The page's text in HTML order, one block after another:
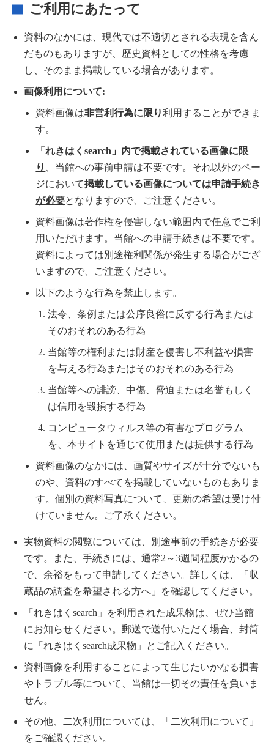
ご利用にあたって
資料のなかには、現代では不適切とされる表現を含ん
だものもありますが、歴史資料としての性格を考慮
し、そのまま掲載している場合があります。
画像利用について:
資料画像は非営利行為に限り利用することができま
す。
「れきはくsearch」内で掲載されている画像に限
り
、当館への事前申請は不要です。それ以外のペー
ジにおいて掲載している画像については申請手続き
が必要となりますので、ご注意ください。
資料画像は著作権を侵害しない範囲内で任意でご利
用いただけます。当館への申請手続きは不要です。
資料によっては別途権利関係が発生する場合がござ
いますので、ご注意ください。
以下のような行為を禁止します。
法令、条例または公序良俗に反する行為または
そのおそれのある行為
当館等の権利または財産を侵害し不利益や損害
を与える行為またはそのおそれのある行為
当館等への誹謗、中傷、脅迫または名誉もしく
は信用を毀損する行為
コンピュータウィルス等の有害なプログラム
を、本サイトを通じて使用または提供する行為
資料画像のなかには、画質やサイズが十分でないも
のや、資料のすべてを掲載していないものもありま
す。個別の資料写真について、更新の希望は受け付
けていません。ご了承ください。
実物資料の閲覧については、別途事前の手続きが必要
です。また、手続きには、通常2～3週間程度かかるの
で、余裕をもって申請してください。詳しくは、「 収
蔵品の調査を希望される方へ 」を確認してください。
「れきはくsearch」を利用された成果物は、ぜひ当館
にお知らせください。郵送で送付いただく場合、封筒
に「れきはくsearch成果物」とご記入ください。
資料画像を利用することによって生じたいかなる損害
やトラブル等について、当館は一切その責任を負いま
せん。
その他、二次利用については、「 二次利用について 」
をご確認ください。